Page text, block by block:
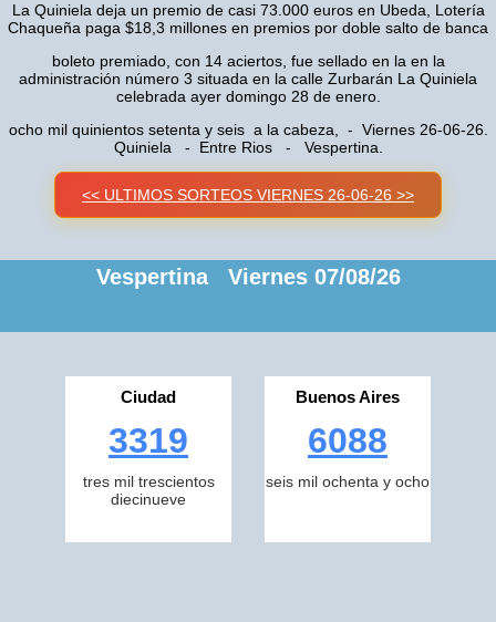
La Quiniela deja un premio de casi 73.000 euros en Ubeda, Lotería
Chaqueña paga $18,3 millones en premios por doble salto de banca
boleto premiado, con 14 aciertos, fue sellado en la en la
administración número 3 situada en la calle Zurbarán La Quiniela
celebrada ayer domingo 28 de enero.
ocho mil quinientos setenta y seis a la cabeza, - Viernes 26-06-26.
Quiniela - Entre Rios - Vespertina.
<< ULTIMOS SORTEOS VIERNES 26-06-26 >>
Vespertina Viernes 07/08/26
Ciudad
3319
tres mil trescientos
diecinueve
Buenos Aires
6088
seis mil ochenta y ocho